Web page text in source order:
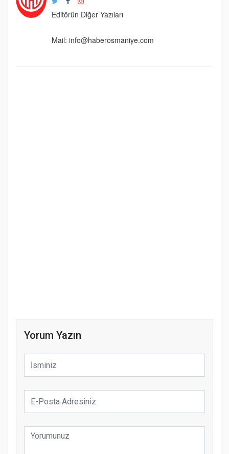
Editörün Diğer Yazıları
Mail: info@haberosmaniye.com
Yorum Yazın